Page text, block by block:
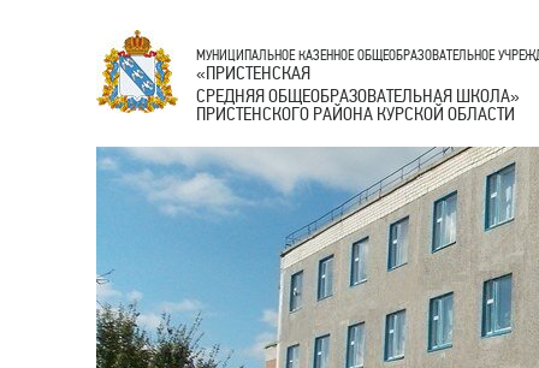
МУНИЦИПАЛЬНОЕ КАЗЕННОЕ ОБЩЕОБРАЗОВАТЕЛЬНОЕ
«ПРИСТЕНСКАЯ
СРЕДНЯЯ ОБЩЕОБРАЗОВАТЕЛЬНАЯ ШКОЛА»
ПРИСТЕНСКОГО РАЙОНА КУРСКОЙ ОБЛАСТИ